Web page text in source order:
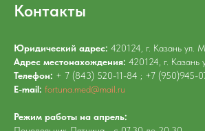
Контакты
Юридический адрес: 420124, г. Казань ул.
Адрес местонахождения: 420124, г. Казань
Телефон: + 7 (843) 520-11-84 ; +7 (950)945-
E-mail: fortuna.med@mail.ru
Режим работы на апрель: